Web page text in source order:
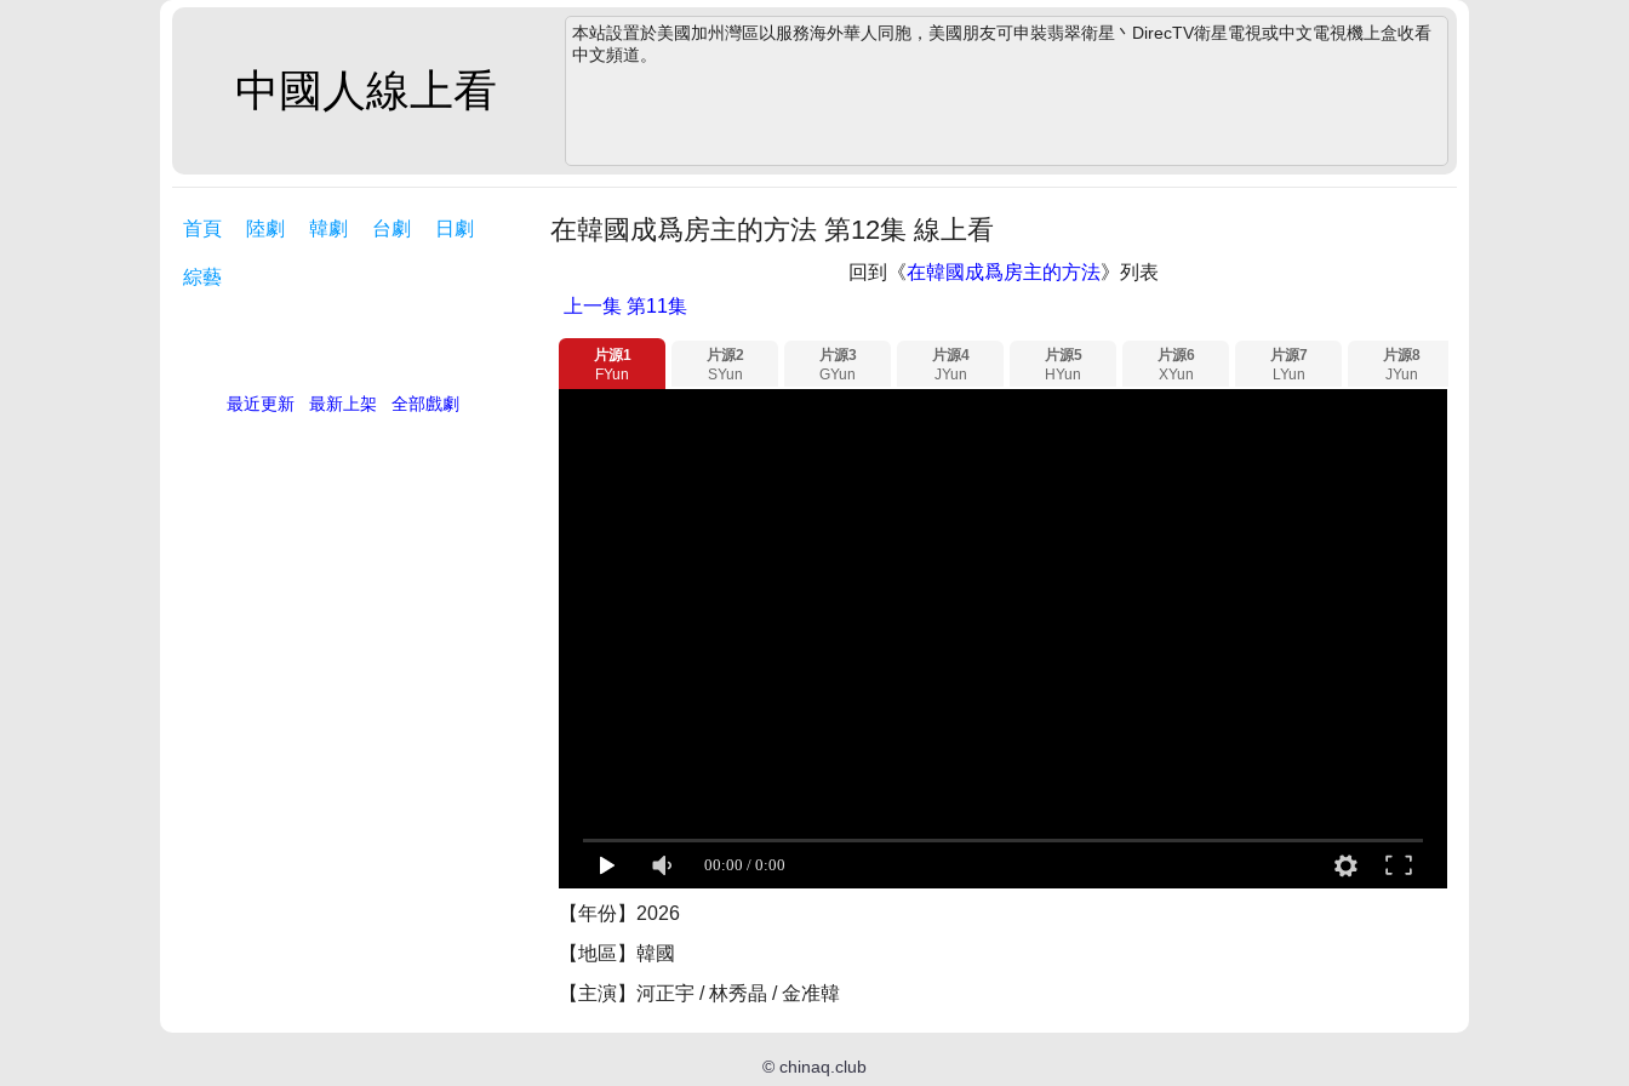
中國人線上看
本站設置於美國加州灣區以服務海外華人同胞，美國朋友可申裝翡翠衛星丶DirecTV衛星電視或中文電視機上盒收看
中文頻道。
首頁 陸劇 韓劇 台劇 日劇
綜藝
最近更新 最新上架 全部戲劇
在韓國成爲房主的方法 第12集 線上看
回到《在韓國成爲房主的方法》列表
上一集 第11集
片源1
FYun
片源2
SYun
片源3
GYun
片源4
JYun
片源5
HYun
片源6
XYun
片源7
LYun
片源8
JYun
【年份】2026
【地區】韓國
【主演】河正宇 / 林秀晶 / 金准韓
© chinaq.club